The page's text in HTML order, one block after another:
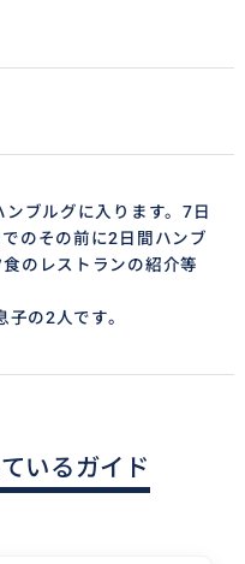
ブルグに入ります。7日
のその前に2日間ハンブ
のレストランの紹介等
の2人です。
いるガイド